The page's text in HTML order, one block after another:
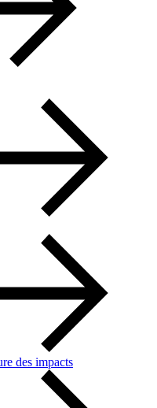
des impacts